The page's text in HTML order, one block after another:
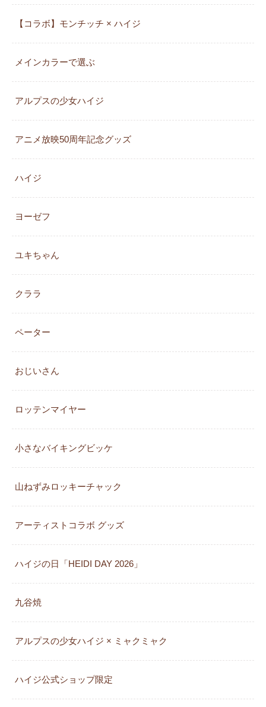
【コラボ】モンチッチ × ハイジ
メインカラーで選ぶ
アルプスの少女ハイジ
アニメ放映50周年記念グッズ
ハイジ
ヨーゼフ
ユキちゃん
クララ
ペーター
おじいさん
ロッテンマイヤー
小さなバイキングビッケ
山ねずみロッキーチャック
アーティストコラボ グッズ
ハイジの日「HEIDI DAY 2026」
九谷焼
アルプスの少女ハイジ × ミャクミャク
ハイジ公式ショップ限定